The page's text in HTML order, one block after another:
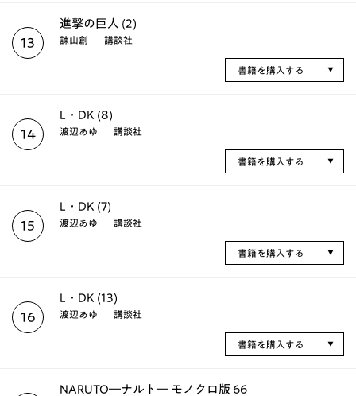
13
進撃の巨人 (2)
諫山創 講談社
書籍を購入する
14
L・DK (8)
渡辺あゆ 講談社
書籍を購入する
15
L・DK (7)
渡辺あゆ 講談社
書籍を購入する
16
L・DK (13)
渡辺あゆ 講談社
書籍を購入する
NARUTO―ナルト― モノクロ版 66